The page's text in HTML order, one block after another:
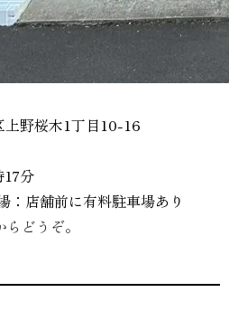
野桜木1丁目10-16
分
：店舗前に有料駐車場あり
どうぞ。